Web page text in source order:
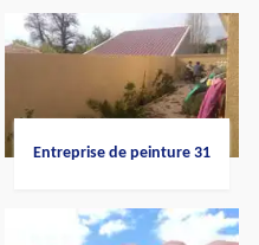
Entreprise de peinture 31